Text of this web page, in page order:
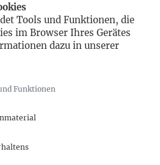
Tools und Funktionen, die
im Browser Ihres Gerätes
dazu in unserer
Funktionen